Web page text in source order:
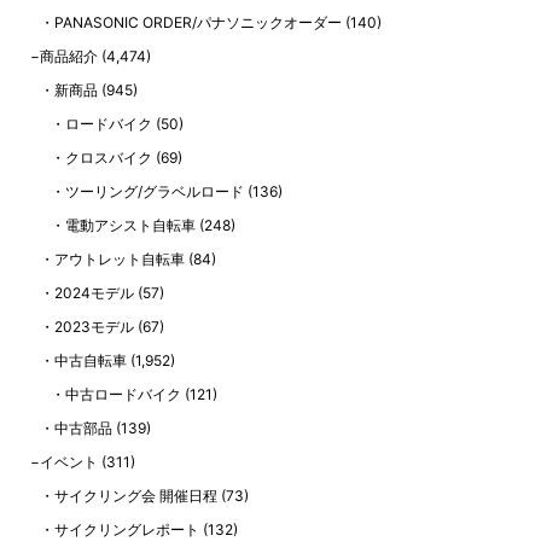
PANASONIC ORDER/パナソニックオーダー (140)
商品紹介 (4,474)
新商品 (945)
ロードバイク (50)
クロスバイク (69)
ツーリング/グラベルロード (136)
電動アシスト自転車(248)
アウトレット自転車 (84)
2024モデル (57)
2023モデル (67)
中古自転車 (1,952)
中古ロードバイク (121)
中古部品 (139)
イベント (311)
サイクリング会 開催日程 (73)
サイクリングレポート (132)